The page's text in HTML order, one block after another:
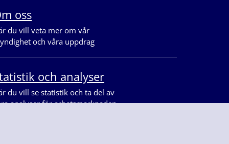
oss
du vill veta mer om vår
och våra uppdrag
och analyser
du vill se statistik och ta del av
analyser för arbetsmarknaden